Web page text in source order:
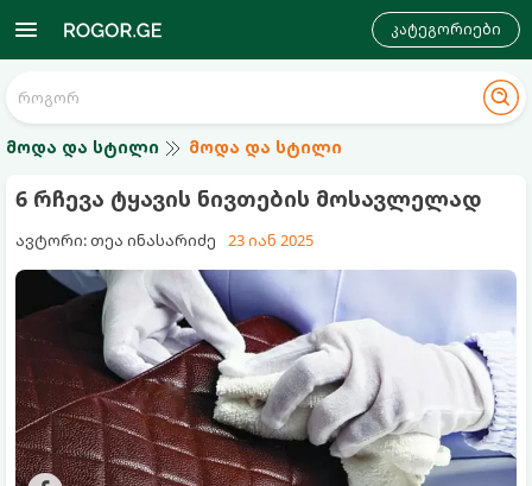
კატეგორიები
მოდა და სტილი მოდა და სტილი
6 რჩევა ტყავის ნივთების მოსავლელად
ავტორი: თეა ინასარიძე 23 იან 2025